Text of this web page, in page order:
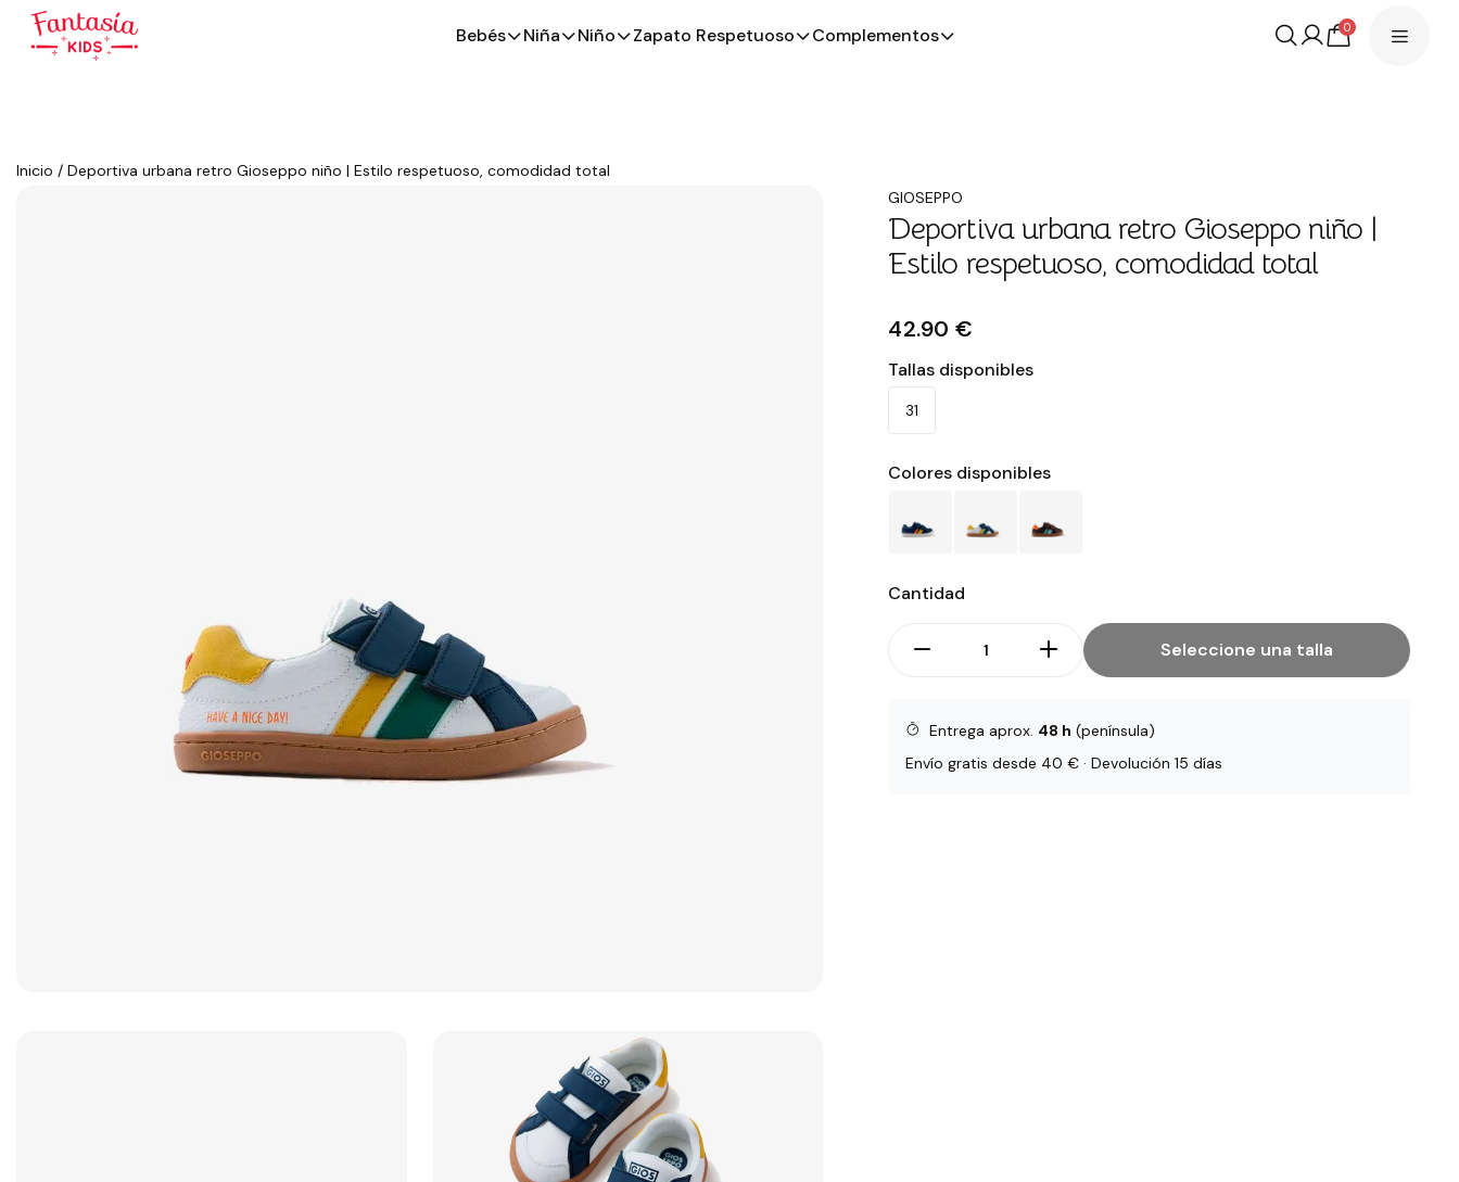
Bebés Niña Niño Zapato Respetuoso Complementos 0
Inicio / Deportiva urbana retro Gioseppo niño | Estilo respetuoso, comodidad total
GIOSEPPO
Deportiva urbana retro Gioseppo niño |
Estilo respetuoso, comodidad total
42.90 €
Tallas disponibles
31
Colores disponibles
Cantidad
Seleccione una talla
Entrega aprox. 48 h (península)
Envío gratis desde 40 € · Devolución 15 días